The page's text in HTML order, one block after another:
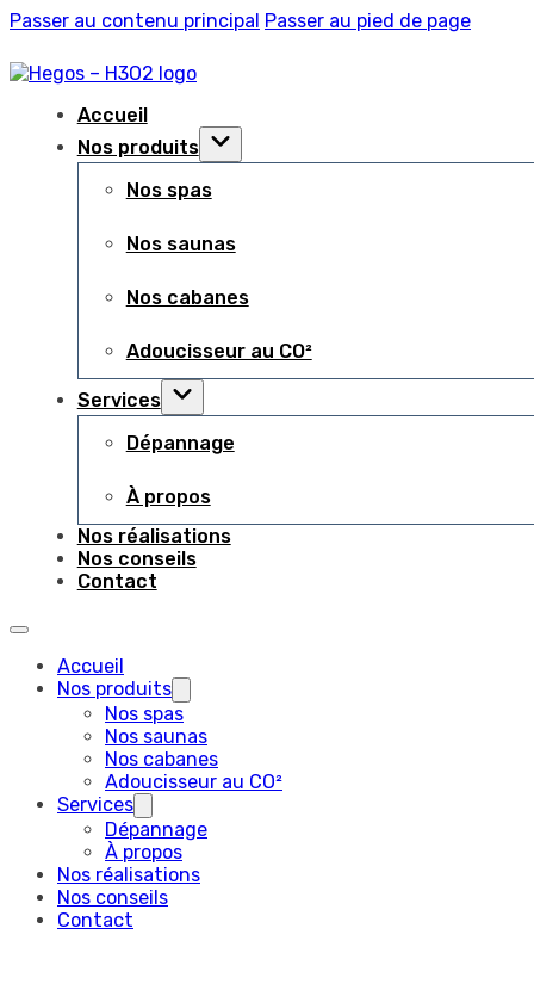
Passer au contenu principal Passer au pied de page
Accueil
Nos produits
Nos spas
Nos saunas
Nos cabanes
Adoucisseur au CO²
Services
Dépannage
À propos
Nos réalisations
Nos conseils
Contact
Accueil
Nos produits
Nos spas
Nos saunas
Nos cabanes
Adoucisseur au CO²
Services
Dépannage
À propos
Nos réalisations
Nos conseils
Contact